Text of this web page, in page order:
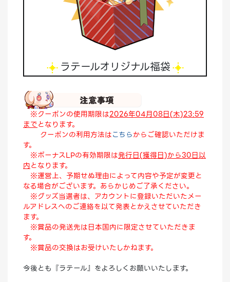
ラテールオリジナル福袋
※クーポンの使用期限は2026年04月08日(木)23:59
までとなります。
クーポンの利用方法はこちらからご確認いただけま
す。
※ボーナスLPの有効期限は発行日(獲得日)から30日以
内となります。
※運営上、予期せぬ理由によって内容や予定が変更と
なる場合がございます。あらかじめご了承ください。
※グッズ当選者は、アカウントに登録いただいたメー
ルアドレスへのご連絡を以て発表とかえさせていただき
ます。
※賞品の発送先は日本国内に限定させていただきま
す。
※賞品の交換はお受けいたしかねます。
今後とも『ラテール』をよろしくお願いいたします。